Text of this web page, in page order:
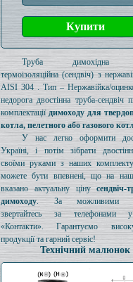
Труба димохідна
термоізоляційна (сендвіч) з
AISI 304 . Тип – Нержавійка/
недорога двостінна труба-сендвіч
комплектаціїдимоходу для
котла, пелетного або газового
У нас легко оформити
Україні, і потім зібрати
своїми руками з наших
можете бути впевнені, що на
вказано актуальну ціну
димоходу. За можливими
звертайтесь за телефонами
«Контакти». Гарантуємо
продукції та гарний сервіс!
Технічний малюнок